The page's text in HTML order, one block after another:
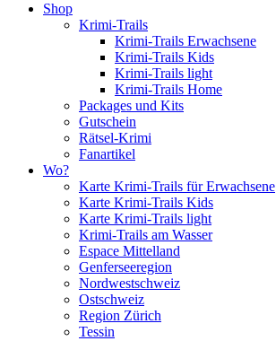
Shop
Krimi-Trails
Krimi-Trails Erwachsene
Krimi-Trails Kids
Krimi-Trails light
Krimi-Trails Home
Packages und Kits
Gutschein
Rätsel-Krimi
Fanartikel
Wo?
Karte Krimi-Trails für Erwachsene
Karte Krimi-Trails Kids
Karte Krimi-Trails light
Krimi-Trails am Wasser
Espace Mittelland
Genferseeregion
Nordwestschweiz
Ostschweiz
Region Zürich
Tessin